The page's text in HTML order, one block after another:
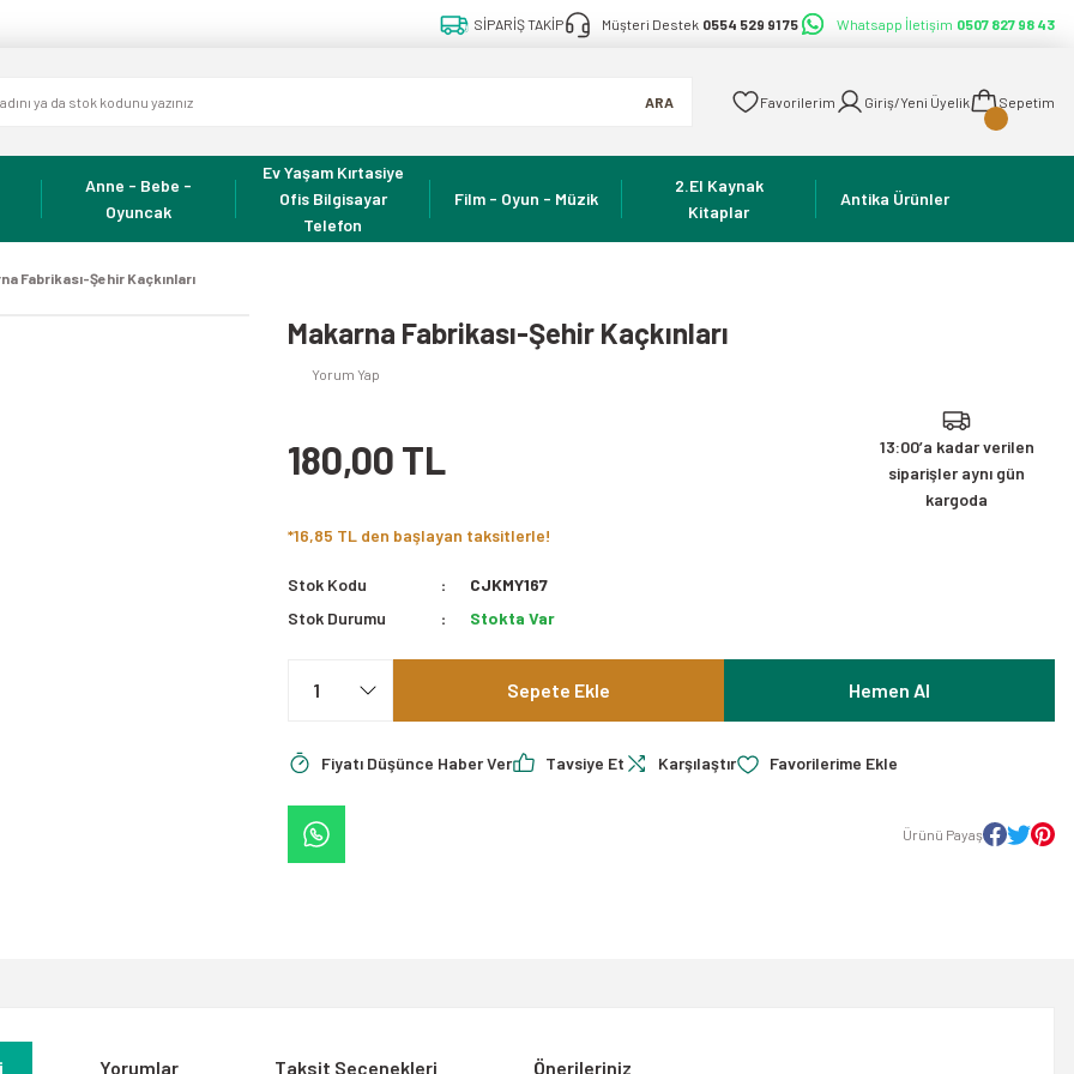
SİPARİŞ TAKİP Müşteri Destek 0554 529 91 75 Whatsapp İletişim 0507 827 98 43
ARA Favorilerim Giriş/Yeni Üyelik Sepetim
Anne - Bebe -
Oyuncak
Ev Yaşam Kırtasiye
Ofis Bilgisayar
Telefon
Film - Oyun - Müzik
2.El Kaynak
Kitaplar
Antika Ürünler
Fabrikası-Şehir Kaçkınları
Makarna Fabrikası-Şehir Kaçkınları
Yorum Yap
180,00 TL
13:00’a kadar verilen
siparişler aynı gün
kargoda
*16,85 TL den başlayan taksitlerle!
Stok Kodu
CJKMY167
Stok Durumu
Stokta Var
Sepete Ekle Hemen Al
Fiyatı Düşünce Haber Ver Tavsiye Et Karşılaştır
Ürünü Payaş
Yorumlar Taksit Seçenekleri Önerileriniz